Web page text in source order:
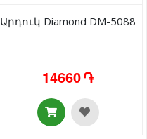
Արդուկ Diamond DM-5088
14660 ֏